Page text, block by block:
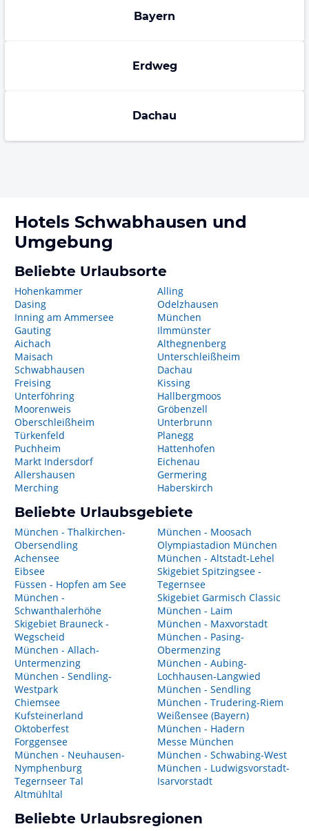
Bayern
Erdweg
Dachau
Hotels Schwabhausen und
Umgebung
Beliebte Urlaubsorte
Hohenkammer
Dasing
Inning am Ammersee
Gauting
Aichach
Maisach
Schwabhausen
Freising
Unterföhring
Moorenweis
Oberschleißheim
Türkenfeld
Puchheim
Markt Indersdorf
Allershausen
Merching
Alling
Odelzhausen
München
Ilmmünster
Althegnenberg
Unterschleißheim
Dachau
Kissing
Hallbergmoos
Gröbenzell
Unterbrunn
Planegg
Hattenhofen
Eichenau
Germering
Haberskirch
Beliebte Urlaubsgebiete
München - Thalkirchen-
Obersendling
Achensee
Eibsee
Füssen - Hopfen am See
München -
Schwanthalerhöhe
Skigebiet Brauneck -
Wegscheid
München - Allach-
Untermenzing
München - Sendling-
Westpark
Chiemsee
Kufsteinerland
Oktoberfest
Forggensee
München - Neuhausen-
Nymphenburg
Tegernseer Tal
Altmühltal
München - Moosach
Olympiastadion München
München - Altstadt-Lehel
Skigebiet Spitzingsee -
Tegernsee
Skigebiet Garmisch Classic
München - Laim
München - Maxvorstadt
München - Pasing-
Obermenzing
München - Aubing-
Lochhausen-Langwied
München - Sendling
München - Trudering-Riem
Weißensee (Bayern)
München - Hadern
Messe München
München - Schwabing-West
München - Ludwigsvorstadt-
Isarvorstadt
Beliebte Urlaubsregionen